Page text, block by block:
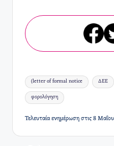
Ετικέτες:
(letter of formal notice ΔΕΕ
φορολόγηση
Τελευταία ενημέρωση στις 8